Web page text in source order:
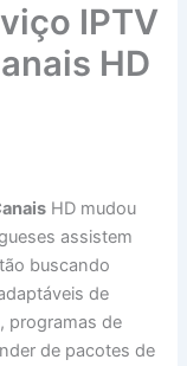
IPTV
HD
HD mudou
assistem
buscando
​​de
programas de
de pacotes de